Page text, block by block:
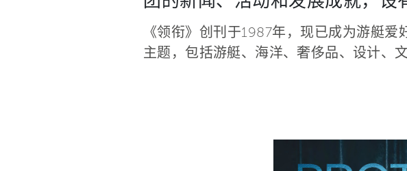
《领衔》创刊于1987年，现已成为游艇
主题，包括游艇、海洋、奢侈品、设计、文